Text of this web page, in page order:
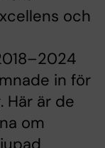
och
in för
Här är de
om